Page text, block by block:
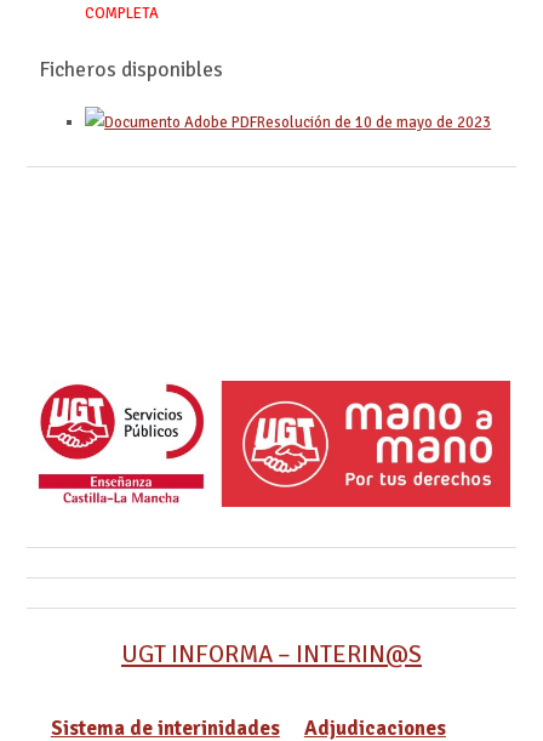
COMPLETA
Ficheros disponibles
Resolución de 10 de mayo de 2023
UGT INFORMA – INTERIN@S
Sistema de interinidades
Adjudicaciones